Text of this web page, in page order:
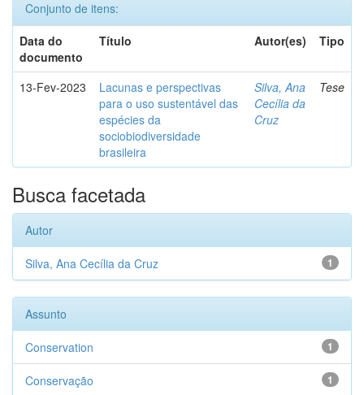
Conjunto de itens:
Data do
documento
Título Autor(es) Tipo
13-Fev-2023
Lacunas e perspectivas
para o uso sustentável das
espécies da
sociobiodiversidade
brasileira
Silva, Ana
Cecília da
Cruz
Tese
Busca facetada
Autor
1
Silva, Ana Cecília da Cruz
Assunto
1
Conservation
1
Conservação